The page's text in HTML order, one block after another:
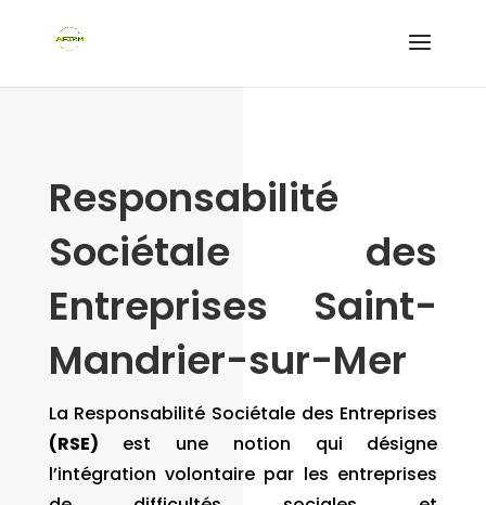
Responsabilité
Sociétale des
Entreprises Saint-
Mandrier-sur-Mer
La Responsabilité Sociétale des Entreprises
(RSE) est une notion qui désigne
l’intégration volontaire par les entreprises